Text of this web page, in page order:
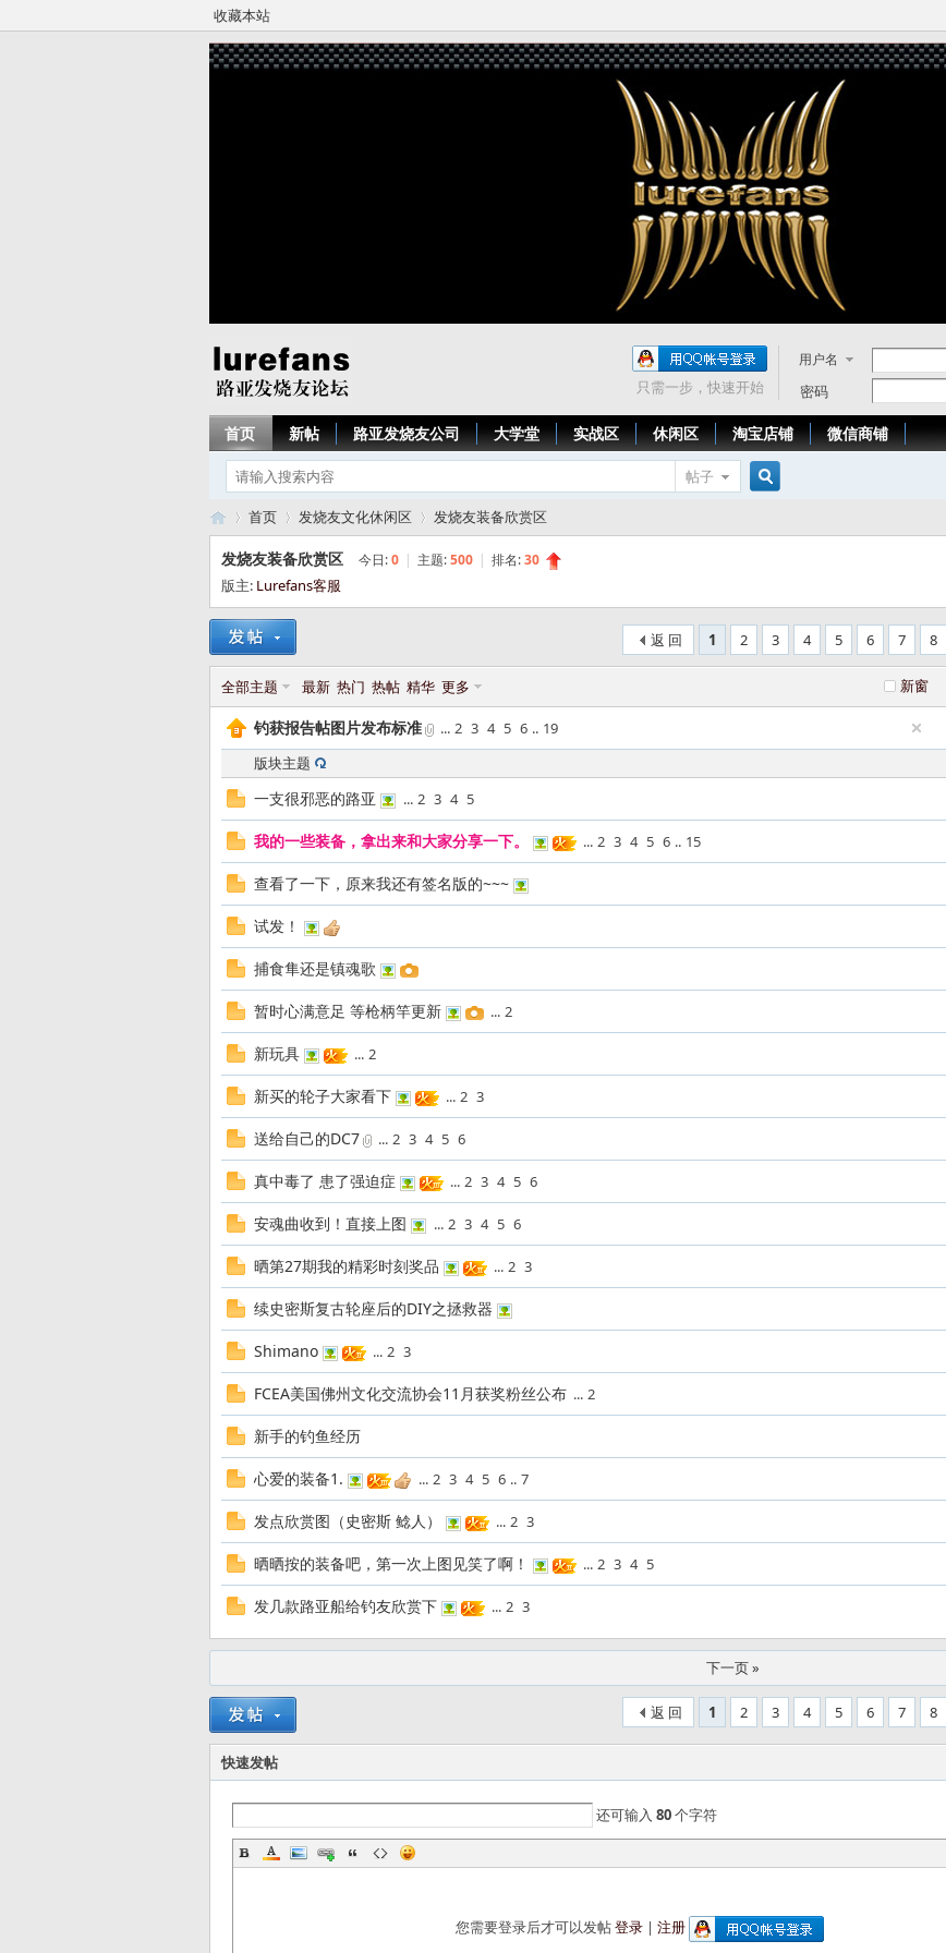
收藏本站
用户名
密码
只需一步，快速开始
首页 新帖 路亚发烧友公司 大学堂 实战区 休闲区 淘宝店铺 微信商铺
帖子
路
—
»
首页
›
发烧友文化休闲区
›
发烧友装备欣赏区
发烧友装备欣赏区 今日:0 | 主题:500 | 排名:30
版主: Lurefans客服
1 2 3 4 5 6 7 8
返 回
新窗
全部主题 最新 热门 热帖 精华 更多
钓获报告帖图片发布标准 ... 2 3 4 5 6 .. 19
版块主题
一支很邪恶的路亚 ... 2 3 4 5
我的一些装备，拿出来和大家分享一下。 ... 2 3 4 5 6 .. 15
查看了一下，原来我还有签名版的~~~
试发！
捕食隼还是镇魂歌
暂时心满意足 等枪柄竿更新 ... 2
新玩具 ... 2
新买的轮子大家看下 ... 2 3
送给自己的DC7 ... 2 3 4 5 6
真中毒了 患了强迫症 ... 2 3 4 5 6
安魂曲收到！直接上图 ... 2 3 4 5 6
晒第27期我的精彩时刻奖品 ... 2 3
续史密斯复古轮座后的DIY之拯救器
Shimano ... 2 3
FCEA美国佛州文化交流协会11月获奖粉丝公布 ... 2
新手的钓鱼经历
心爱的装备1. ... 2 3 4 5 6 .. 7
发点欣赏图（史密斯 鲶人） ... 2 3
晒晒按的装备吧，第一次上图见笑了啊！ ... 2 3 4 5
发几款路亚船给钓友欣赏下 ... 2 3
下一页 »
1 2 3 4 5 6 7 8
返 回
快速发帖
还可输入 80个字符
您需要登录后才可以发帖登录 | 注册